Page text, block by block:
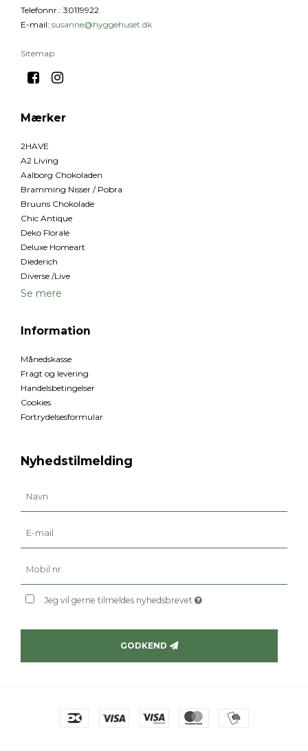
Telefonnr.: 30119922
E-mail: susanne@hyggehuset.dk
Sitemap
Mærker
2HAVE
A2 Living
Aalborg Chokoladen
Bramming Nisser / Pobra
Bruuns Chokolade
Chic Antique
Deko Florale
Deluxe Homeart
Diederich
Diverse /Live
Se mere
Information
Månedskasse
Fragt og levering
Handelsbetingelser
Cookies
Fortrydelsesformular
Nyhedstilmelding
Jeg vil gerne tilmeldes nyhedsbrevet
GODKEND